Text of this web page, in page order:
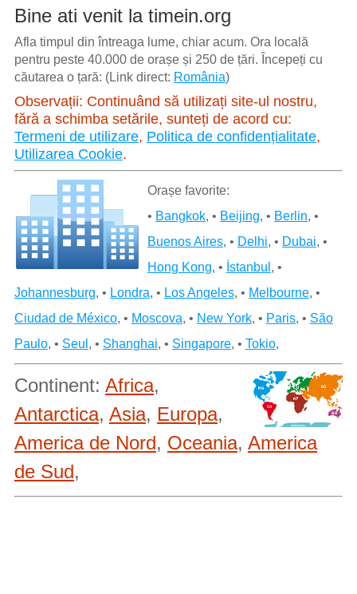
Bine ati venit la timein.org
Afla timpul din întreaga lume, chiar acum. Ora locală
pentru peste 40.000 de orașe și 250 de țări. Începeți cu
căutarea o țară: (Link direct: România)
Observații: Continuând să utilizați site-ul nostru,
fără a schimba setările, sunteți de acord cu:
Termeni de utilizare, Politica de confidențialitate,
Utilizarea Cookie.
Orașe favorite:
• Bangkok, • Beijing, • Berlin, •
Buenos Aires, • Delhi, • Dubai, •
Hong Kong, • İstanbul , •
Johannesburg, • Londra, • Los Angeles, • Melbourne, •
Ciudad de México, • Moscova, • New York, • Paris, • São
Paulo, • Seul , • Shanghai, • Singapore, • Tokio,
Continent: Africa,
Antarctica, Asia, Europa,
America de Nord, Oceania, America
de Sud,